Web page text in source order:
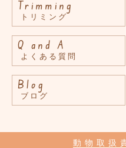
Trimming
トリミング
Q and A
よくある質問
Blog
ブログ
動物取扱